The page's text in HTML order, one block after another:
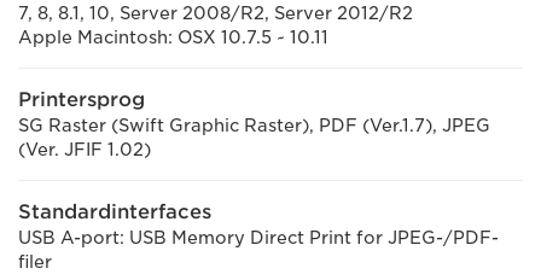
7, 8, 8.1, 10, Server 2008/R2, Server 2012/R2
Apple Macintosh: OSX 10.7.5 ~ 10.11
Printersprog
SG Raster (Swift Graphic Raster), PDF (Ver.1.7), JPEG
(Ver. JFIF 1.02)
Standardinterfaces
USB A-port: USB Memory Direct Print for JPEG-/PDF-
filer